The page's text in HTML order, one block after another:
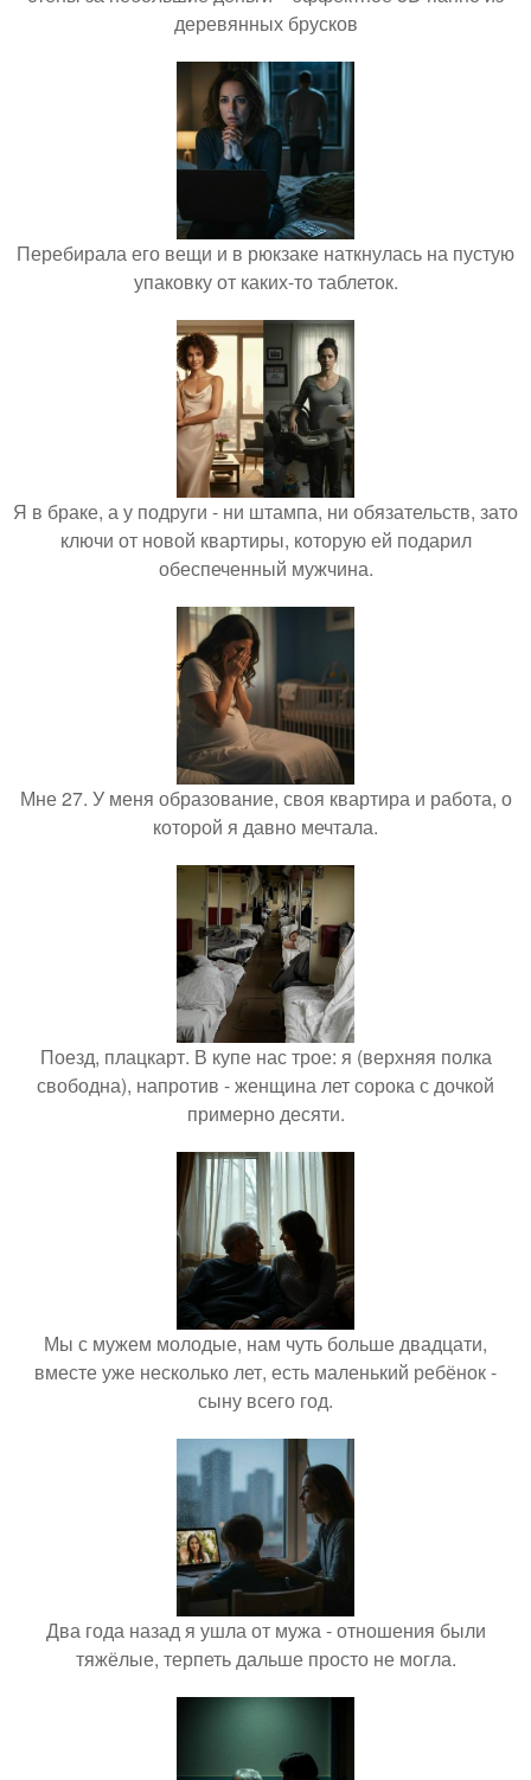
деревянных брусков
Перебирала его вещи и в рюкзаке наткнулась на пустую
упаковку от каких-то таблеток.
Я в браке, а у подруги - ни штампа, ни обязательств, зато
ключи от новой квартиры, которую ей подарил
обеспеченный мужчина.
Мне 27. У меня образование, своя квартира и работа, о
которой я давно мечтала.
Поезд, плацкарт. В купе нас трое: я (верхняя полка
свободна), напротив - женщина лет сорока с дочкой
примерно десяти.
Мы с мужем молодые, нам чуть больше двадцати,
вместе уже несколько лет, есть маленький ребёнок -
сыну всего год.
Два года назад я ушла от мужа - отношения были
тяжёлые, терпеть дальше просто не могла.